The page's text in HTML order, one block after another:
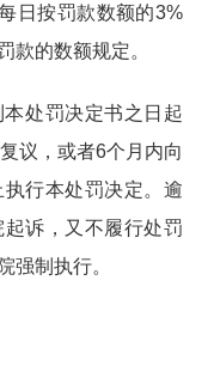
日按罚款数额的3%
款的数额规定。
处罚决定书之日起
议，或者6个月内向
行本处罚决定。逾
诉，又不履行处罚
强制执行。